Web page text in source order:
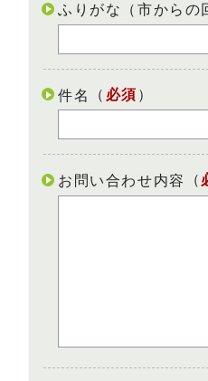
ふりがな（市からの
件名 （ 必須 ）
お問い合わせ内容 （